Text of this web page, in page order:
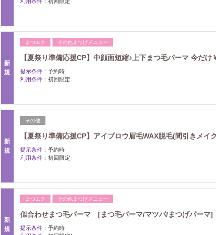
新
規
まつエク その他まつげメニュー
【夏祭り準備応援CP】中顔面短縮♪上下まつ毛パーマ 今だ
提示条件： 予約時
利用条件： 初回限定
新
規
その他
【夏祭り準備応援CP】アイブロウ眉毛WAX脱毛(間引きメイ
提示条件： 予約時
利用条件： 初回限定
新
規
まつエク その他まつげメニュー
似合わせまつ毛パーマ [まつ毛パーマ/マツパ/まつげパー
提示条件： 予約時